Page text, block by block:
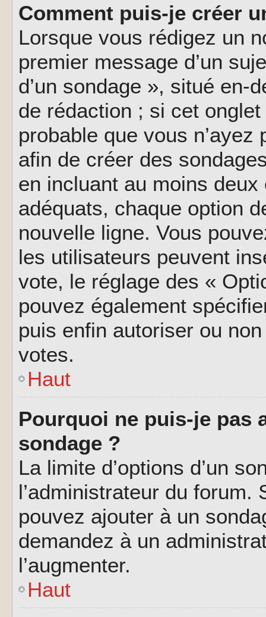
Comment puis-je créer
Lorsque vous rédigez un
premier message d’un
d’un sondage », situé en-
de rédaction ; si cet
probable que vous
afin de créer des
en incluant au moins
adéquats, chaque option
nouvelle ligne. Vous
les utilisateurs peuvent
vote, le réglage des «
pouvez également
puis enfin autoriser ou
votes.
Haut
Pourquoi ne puis-je pas
sondage ?
La limite d’options d’un
l’administrateur du forum.
pouvez ajouter à un
demandez à un
l’augmenter.
Haut